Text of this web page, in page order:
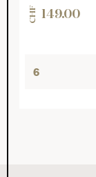
CHF 149.00